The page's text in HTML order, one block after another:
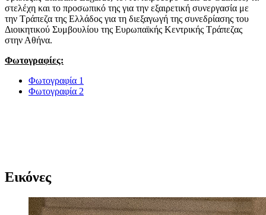
στελέχη και το προσωπικό της για την εξαιρετική συνεργασία με
την Τράπεζα της Ελλάδος για τη διεξαγωγή της συνεδρίασης του
Διοικητικού Συμβουλίου της Ευρωπαϊκής Κεντρικής Τράπεζας
στην Αθήνα.
Φωτογραφίες:
Φωτογραφία 1
Φωτογραφία 2
Εικόνες